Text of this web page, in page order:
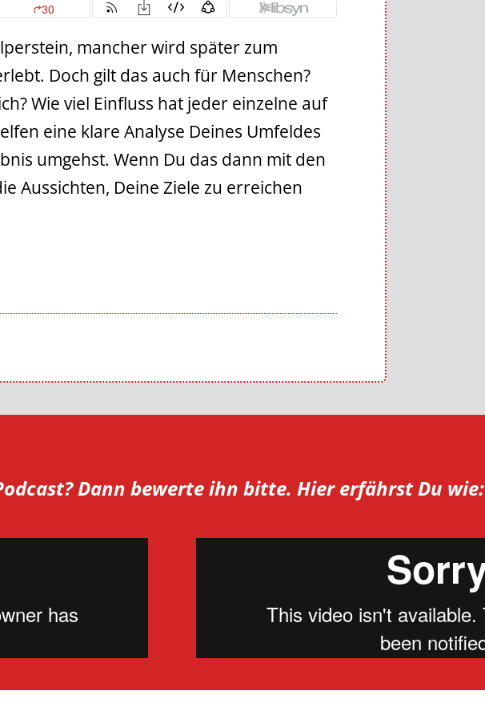
mancher wird später zum
Doch gilt das auch für Menschen?
Wie viel Einfluss hat jeder einzelne auf
eine klare Analyse Deines Umfeldes
umgehst. Wenn Du das dann mit den
Aussichten, Deine Ziele zu erreichen
Dann bewerte ihn bitte. Hier erfährst Du wie: